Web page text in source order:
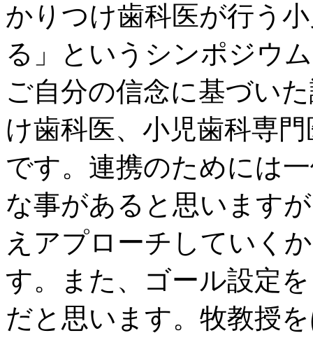
かりつけ歯科医が行う
る」というシンポジウ
ご自分の信念に基づい
け歯科医、小児歯科専
です。連携のためには
な事があると思います
えアプローチしていく
す。また、ゴール設定
だと思います。牧教授